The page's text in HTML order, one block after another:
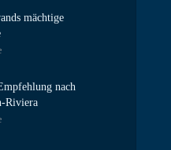
mächtige
nach
Riviera